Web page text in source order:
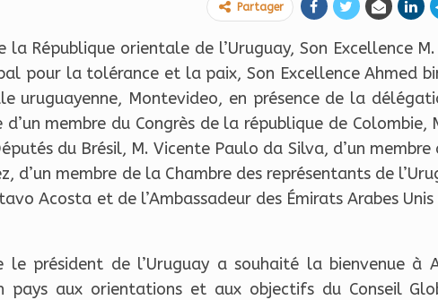
Partager
la République orientale de l’Uruguay, Son Excellence
pour la tolérance et la paix, Son Excellence Ahmed
uruguayenne, Montevideo, en présence de la
d’un membre du Congrès de la république de Colombie,
du Brésil, M. Vicente Paulo da Silva, d’un
d’un membre de la Chambre des représentants de
Acosta et de l’Ambassadeur des Émirats Arabes
le président de l’Uruguay a souhaité la bienvenue
pays aux orientations et aux objectifs du Conseil